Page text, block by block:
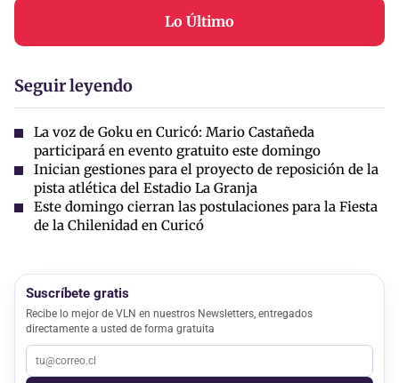
Lo Último
Seguir leyendo
La voz de Goku en Curicó: Mario Castañeda
participará en evento gratuito este domingo
Inician gestiones para el proyecto de reposición de la
pista atlética del Estadio La Granja
Este domingo cierran las postulaciones para la Fiesta
de la Chilenidad en Curicó
Suscríbete gratis
Recibe lo mejor de VLN en nuestros Newsletters, entregados
directamente a usted de forma gratuita